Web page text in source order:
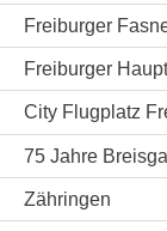
Freiburger
Freiburger
City Flugplatz
75 Jahre
Zähringen